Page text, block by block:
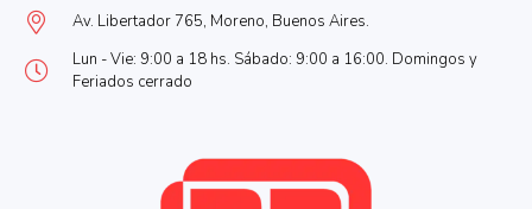
Av. Libertador 765, Moreno, Buenos Aires.
Lun - Vie: 9:00 a 18 hs. Sábado: 9:00 a 16:00. Domingos y
Feriados cerrado